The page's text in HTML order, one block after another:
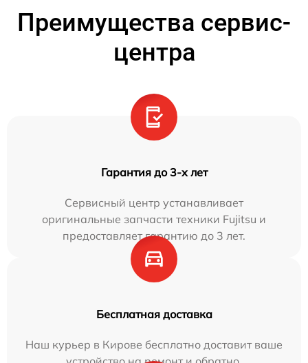
Преимущества сервис-
центра
Гарантия до 3-х лет
Сервисный центр устанавливает
оригинальные запчасти техники Fujitsu и
предоставляет гарантию до 3 лет.
Бесплатная доставка
Наш курьер в Кирове бесплатно доставит ваше